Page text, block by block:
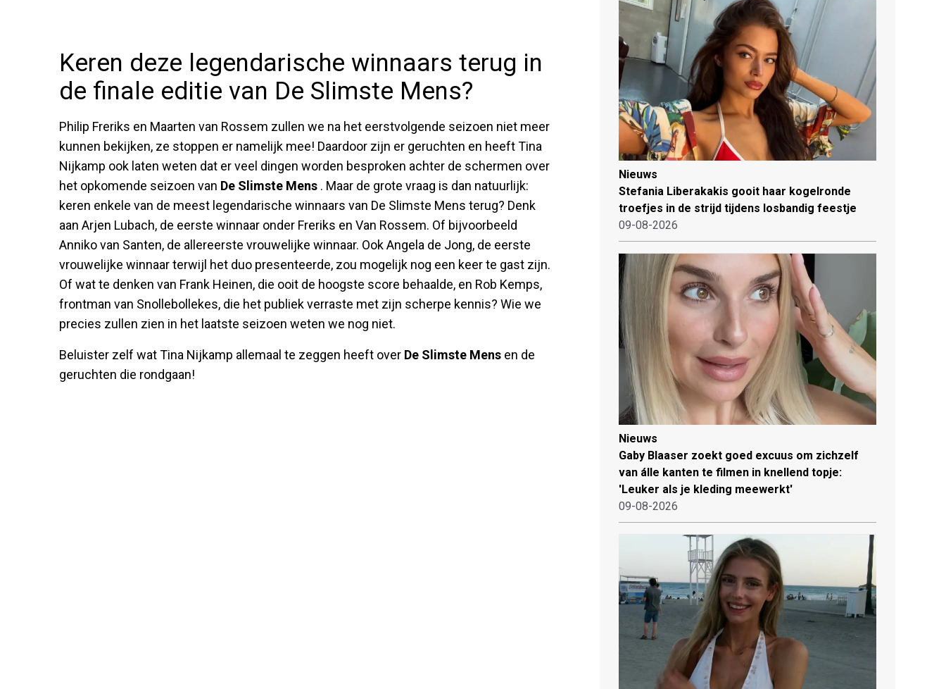
Keren deze legendarische winnaars terug in
de finale editie van De Slimste Mens?
Philip Freriks en Maarten van Rossem zullen we na het eerstvolgende seizoen niet meer
kunnen bekijken, ze stoppen er namelijk mee! Daardoor zijn er geruchten en heeft Tina
Nijkamp ook laten weten dat er veel dingen worden besproken achter de schermen over
het opkomende seizoen van De Slimste Mens . Maar de grote vraag is dan natuurlijk:
keren enkele van de meest legendarische winnaars van De Slimste Mens terug? Denk
aan Arjen Lubach, de eerste winnaar onder Freriks en Van Rossem. Of bijvoorbeeld
Anniko van Santen, de allereerste vrouwelijke winnaar. Ook Angela de Jong, de eerste
vrouwelijke winnaar terwijl het duo presenteerde, zou mogelijk nog een keer te gast zijn.
Of wat te denken van Frank Heinen, die ooit de hoogste score behaalde, en Rob Kemps,
frontman van Snollebollekes, die het publiek verraste met zijn scherpe kennis? Wie we
precies zullen zien in het laatste seizoen weten we nog niet.
Beluister zelf wat Tina Nijkamp allemaal te zeggen heeft over De Slimste Mens en de
geruchten die rondgaan!
Nieuws
Stefania Liberakakis gooit haar kogelronde
troefjes in de strijd tijdens losbandig feestje
09-08-2026
Nieuws
Gaby Blaaser zoekt goed excuus om zichzelf
van álle kanten te filmen in knellend topje:
'Leuker als je kleding meewerkt'
09-08-2026